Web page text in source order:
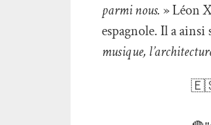
parmi nous. » Léon
espagnole. Il a
musique,